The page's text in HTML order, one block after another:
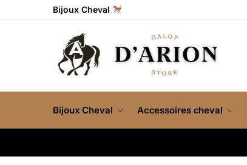
Bijoux Cheval
Bijoux Cheval Accessoires cheval